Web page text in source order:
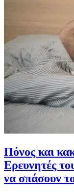
Πόνος και
Ερευνητές
να σπάσουν